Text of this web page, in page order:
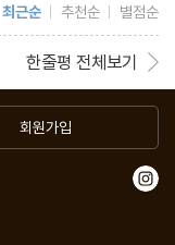
최근순 추천순 별점순
한줄평 전체보기
회원가입